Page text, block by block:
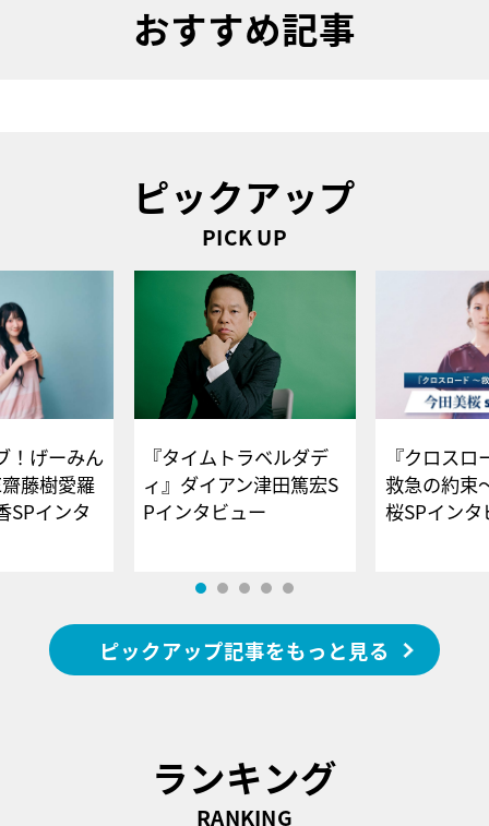
おすすめ記事
ピックアップ
PICK UP
！げーみん
藤樹愛羅
SPインタ
『タイムトラベルダデ
ィ』ダイアン津田篤宏S
Pインタビュー
『クロス
救急の約束
桜SPイ
ピックアップ記事をもっと見る
ランキング
RANKING